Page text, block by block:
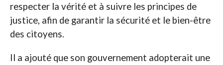
respecter la vérité et à suivre les principes de
justice, afin de garantir la sécurité et le bien-être
des citoyens.
Il a ajouté que son gouvernement adopterait une